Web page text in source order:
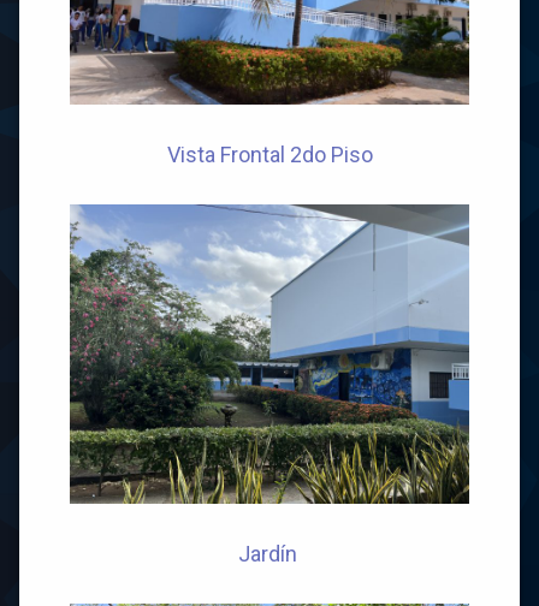
Vista Frontal 2do Piso
Jardín